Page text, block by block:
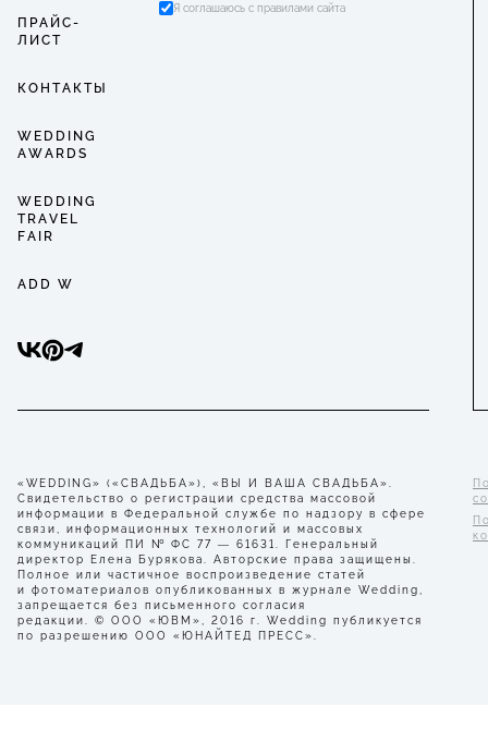
ПРАЙС-
ЛИСТ
КОНТАКТЫ
WEDDING
AWARDS
WEDDING
TRAVEL
FAIR
ADD W
Я соглашаюсь с правилами сайта
«WEDDING» («СВАДЬБА»), «ВЫ И ВАША СВАДЬБА».
Свидетельство о регистрации средства массовой
информации в Федеральной службе по надзору в сфере
связи, информационных технологий и массовых
коммуникаций ПИ № ФС 77 — 61631. Генеральный
директор Елена Бурякова. Авторские права защищены.
Полное или частичное воспроизведение статей
и фотоматериалов опубликованных в журнале Wedding,
запрещается без письменного согласия
редакции. © ООО «ЮВМ», 2016 г. Wedding публикуется
по разрешению ООО «ЮНАЙТЕД ПРЕСС».